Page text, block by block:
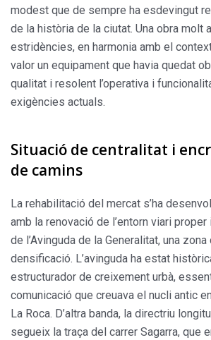
modest que de sempre ha esdevingut
de la història de la ciutat. Una obra molt
estridències, en harmonia amb el
valor un equipament que havia quedat
qualitat i resolent l’operativa i
exigències actuals.
Situació de centralitat i
de camins
La rehabilitació del mercat s’ha
amb la renovació de l’entorn viari
de l’Avinguda de la Generalitat, una
densificació. L’avinguda ha estat
estructurador de creixement urbà,
comunicació que creuava el nucli antic
La Roca. D’altra banda, la directriu
segueix la traça del carrer Sagarra, que